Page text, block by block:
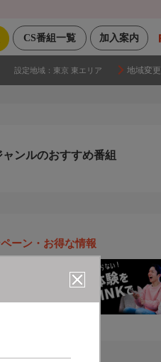
加入案内
CS番組一覧
設定地域： 東京 東エリア 地域変更
ャンルのおすすめ番組
ーン・お得な情報